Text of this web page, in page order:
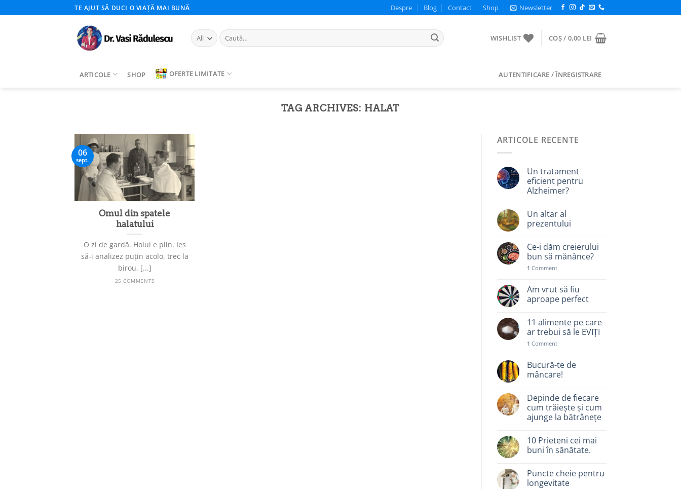
to
TE AJUT SĂ DUCI O VIAȚĂ MAI BUNĂ Despre Blog Contact Shop Newsletter
Caută
după:
WISHLIST COȘ / 0,00 LEI
ARTICOLE SHOP OFERTE LIMITATE AUTENTIFICARE / ÎNREGISTRARE
TAG ARCHIVES: HALAT
Omul din spatele
halatului
O zi de gardă. Holul e plin. Ies
să-i analizez puțin acolo, trec la
birou, [...]
25 COMMENTS
06
sept.
ARTICOLE RECENTE
Un tratament
eficient pentru
Alzheimer?
Un altar al
prezentului
Ce-i dăm creierului
bun să mănânce?
1 Comment
Am vrut să fiu
aproape perfect
11 alimente pe care
ar trebui să le EVIȚI
1 Comment
Bucură-te de
mâncare!
Depinde de fiecare
cum trăiește și cum
ajunge la bătrânețe
10 Prieteni cei mai
buni în sănătate.
Puncte cheie pentru
longevitate